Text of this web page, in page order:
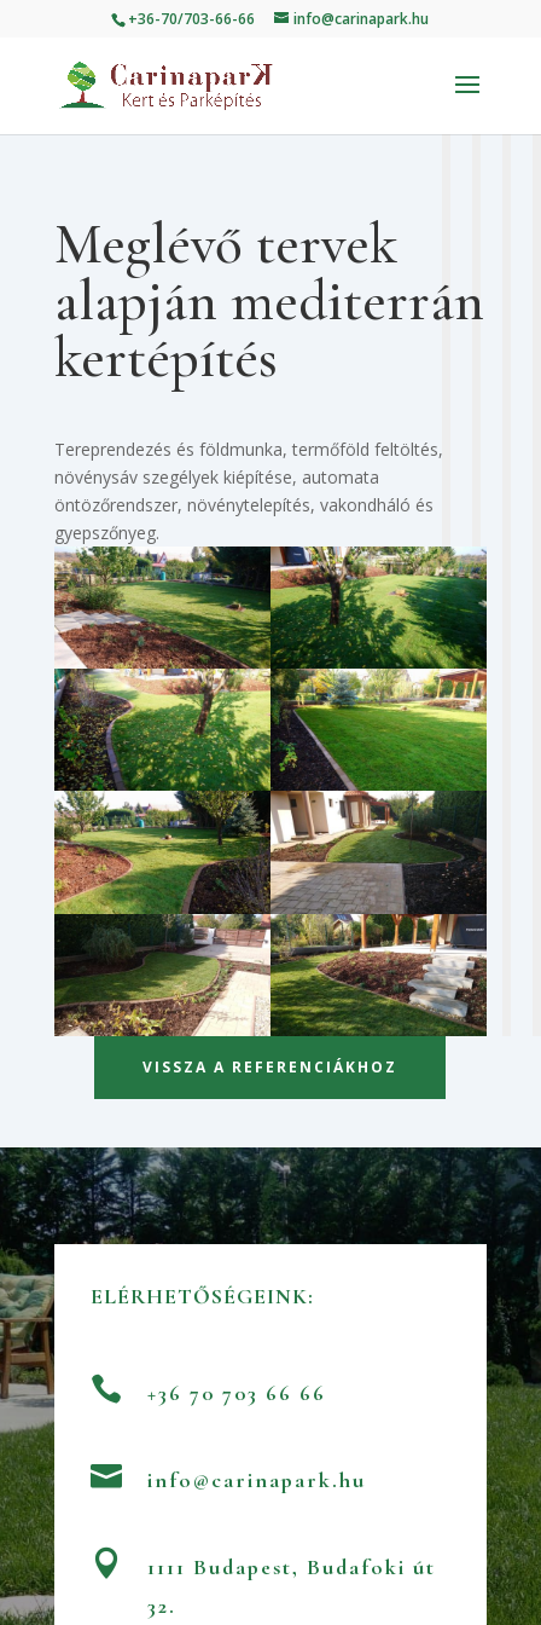
+36-70/703-66-66 info@carinapark.hu
Meglévő tervek
alapján mediterrán
kertépítés
Tereprendezés és földmunka, termőföld feltöltés,
növénysáv szegélyek kiépítése, automata
öntözőrendszer, növénytelepítés, vakondháló és
gyepszőnyeg.
VISSZA A REFERENCIÁKHOZ
ELÉRHETŐSÉGEINK:
 +36 70 703 66 66
 info@carinapark.hu

1111 Budapest, Budafoki út
32.